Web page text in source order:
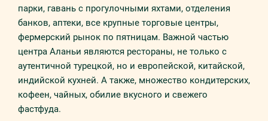
парки, гавань с прогулочными яхтами, отделения
банков, аптеки, все крупные торговые центры,
фермерский рынок по пятницам. Важной частью
центра Аланьи являются рестораны, не только с
аутентичной турецкой, но и европейской, китайской,
индийской кухней. А также, множество кондитерских,
кофеен, чайных, обилие вкусного и свежего
фастфуда.